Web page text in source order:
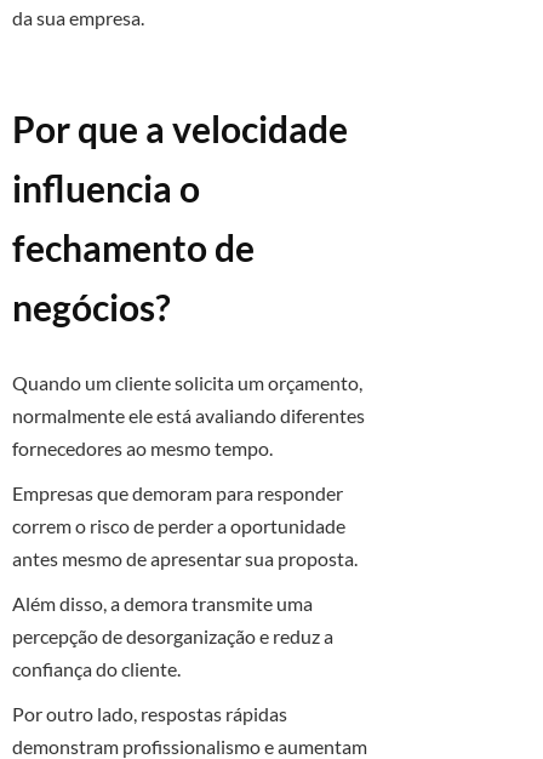
da sua empresa.
Por que a velocidade
influencia o
fechamento de
negócios?
Quando um cliente solicita um orçamento,
normalmente ele está avaliando diferentes
fornecedores ao mesmo tempo.
Empresas que demoram para responder
correm o risco de perder a oportunidade
antes mesmo de apresentar sua proposta.
Além disso, a demora transmite uma
percepção de desorganização e reduz a
confiança do cliente.
Por outro lado, respostas rápidas
demonstram profissionalismo e aumentam